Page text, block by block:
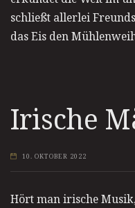
schließt allerlei
das Eis den
Irische
10. OKTOBER 2022
Hört man irische